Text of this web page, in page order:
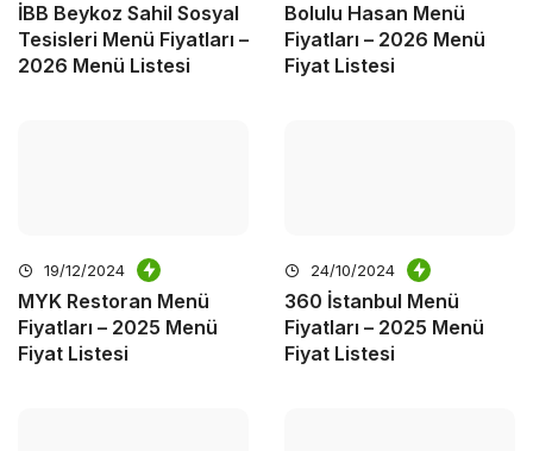
İBB Beykoz Sahil Sosyal
Tesisleri Menü Fiyatları –
2026 Menü Listesi
Bolulu Hasan Menü
Fiyatları – 2026 Menü
Fiyat Listesi
19/12/2024
MYK Restoran Menü
Fiyatları – 2025 Menü
Fiyat Listesi
24/10/2024
360 İstanbul Menü
Fiyatları – 2025 Menü
Fiyat Listesi